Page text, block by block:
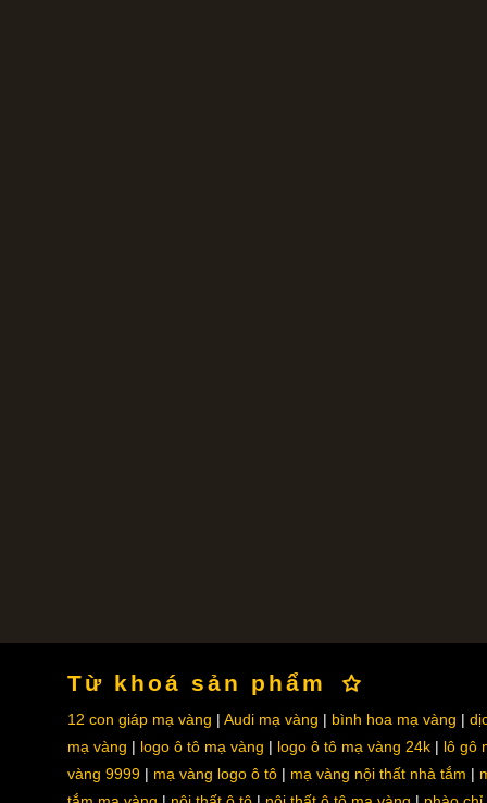
Từ khoá sản phẩm
12 con giáp mạ vàng Audi mạ vàng bình hoa mạ vàng
mạ vàng
logo ô tô mạ vàng logo ô tô mạ vàng 24k
lô gô
vàng 9999
mạ vàng logo ô tô mạ vàng nội thất nhà tắm